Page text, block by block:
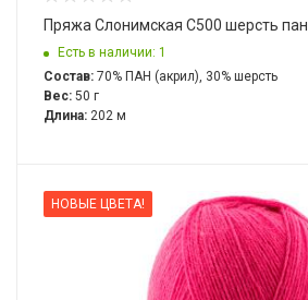
Пряжа Слонимская С500 шерсть пан
Есть в наличии: 1
Состав: 70% ПАН (акрил), 30% шерсть
Вес: 50 г
Длина: 202 м
НОВЫЕ ЦВЕТА!